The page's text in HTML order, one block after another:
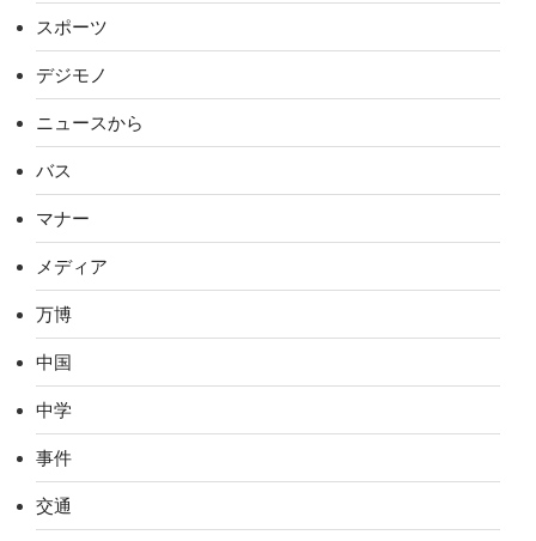
スポーツ
デジモノ
ニュースから
バス
マナー
メディア
万博
中国
中学
事件
交通